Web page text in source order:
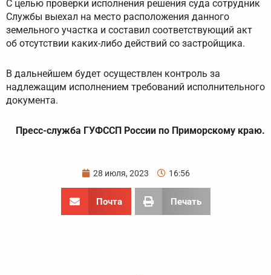
С целью проверки исполнения решения суда сотрудник
Службы выехал на место расположения данного
земельного участка и составил соответствующий акт
об отсутствии каких-либо действий со застройщика.
В дальнейшем будет осуществлен контроль за
надлежащим исполнением требований исполнительного
документа.
Пресс-служба ГУФССП России по Приморскому краю.
28 июля, 2023 16:56
Почта Печать